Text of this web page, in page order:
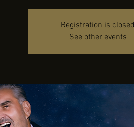
Registration is closed
See other events